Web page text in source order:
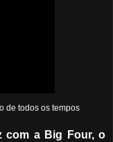
de todos os tempos
com a Big Four, o